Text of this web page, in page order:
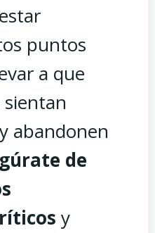
puntos
a que
sientan
abandonen
de
y